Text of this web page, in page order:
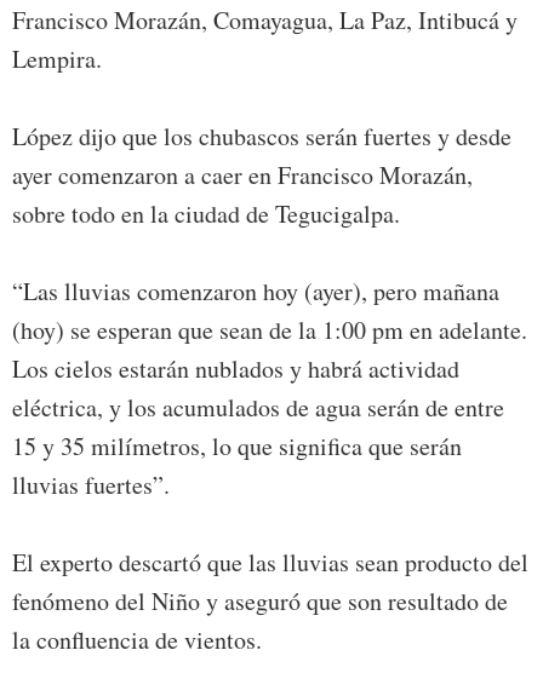
Francisco Morazán, Comayagua, La Paz, Intibucá y
Lempira.
López dijo que los chubascos serán fuertes y desde
ayer comenzaron a caer en Francisco Morazán,
sobre todo en la ciudad de Tegucigalpa.
“Las lluvias comenzaron hoy (ayer), pero mañana
(hoy) se esperan que sean de la 1:00 pm en adelante.
Los cielos estarán nublados y habrá actividad
eléctrica, y los acumulados de agua serán de entre
15 y 35 milímetros, lo que significa que serán
lluvias fuertes”.
El experto descartó que las lluvias sean producto del
fenómeno del Niño y aseguró que son resultado de
la confluencia de vientos.